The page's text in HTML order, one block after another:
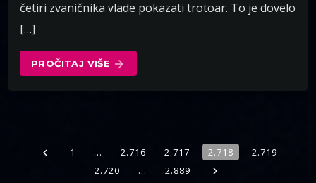
četiri zvaničnika vlade pokazati trotoar. To je dovelo
[…]
PROČITAJ VIŠE arrow_forward
navigate_before 1 … 2.716 2.717 2.718
2.719
2.720
… 2.889 navigate_next